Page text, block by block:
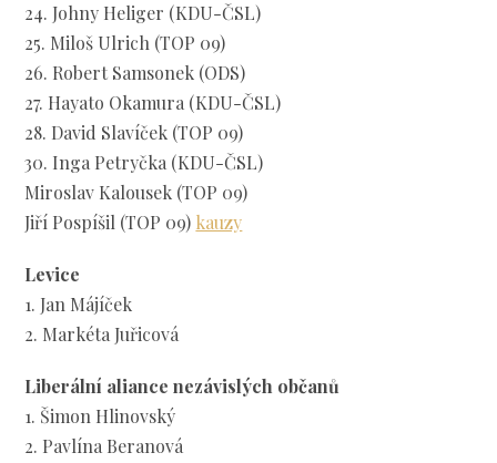
24. Johny Heliger (KDU-ČSL)
25. Miloš Ulrich (TOP 09)
26. Robert Samsonek (ODS)
27. Hayato Okamura (KDU-ČSL)
28. David Slavíček (TOP 09)
30. Inga Petryčka (KDU-ČSL)
Miroslav Kalousek (TOP 09)
Jiří Pospíšil (TOP 09) kauzy
Levice
1. Jan Májíček
2. Markéta Juřicová
Liberální aliance nezávislých občanů
1. Šimon Hlinovský
2. Pavlína Beranová